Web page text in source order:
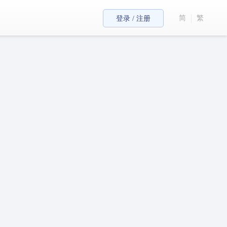
登录 / 注册 简 繁